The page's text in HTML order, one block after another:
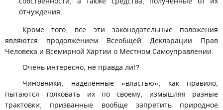
отчуждения.
Кроме того, все эти законодательные положения
являются продолжением Всеобщей Декларации Прав
Человека и Всемирной Хартии о Местном Самоуправлении.
Очень интересно, не правда ли!?
Чиновники, наделённые «властью», как правило,
пытаются толковать их по своему, измышляя разные
трактовки, призванные вообще запретить природное